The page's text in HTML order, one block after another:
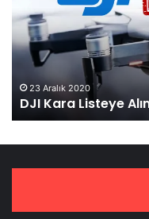
23 Aralık 2020
DJI Kara Listeye